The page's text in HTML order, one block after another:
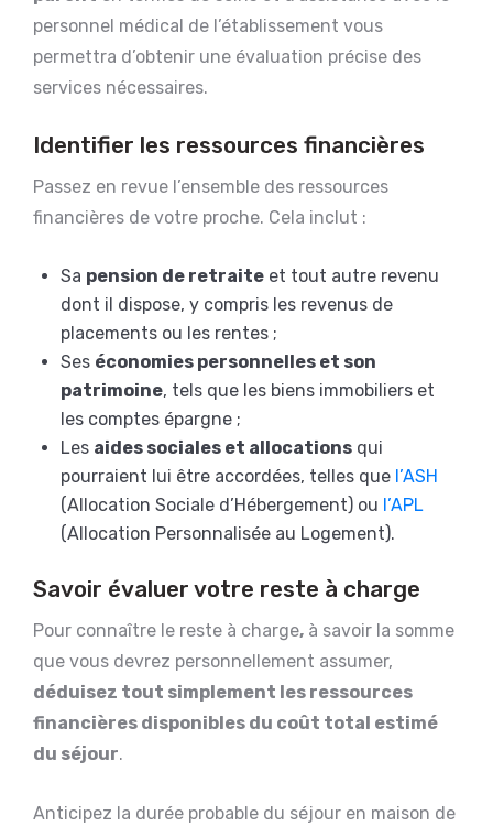
personnel médical de l’établissement vous
permettra d’obtenir une évaluation précise des
services nécessaires.
Identifier les ressources financières
Passez en revue l’ensemble des ressources
financières de votre proche. Cela inclut :
Sa pension de retraite et tout autre revenu
dont il dispose, y compris les revenus de
placements ou les rentes ;
Ses économies personnelles et son
patrimoine, tels que les biens immobiliers et
les comptes épargne ;
Les aides sociales et allocations qui
pourraient lui être accordées, telles que l’ASH
(Allocation Sociale d’Hébergement) ou l’APL
(Allocation Personnalisée au Logement).
Savoir évaluer votre reste à charge
Pour connaître le reste à charge, à savoir la somme
que vous devrez personnellement assumer,
déduisez tout simplement les ressources
financières disponibles du coût total estimé
du séjour.
Anticipez la durée probable du séjour en maison de